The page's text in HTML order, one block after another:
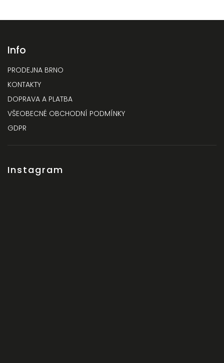
Info
PRODEJNA BRNO
KONTAKTY
DOPRAVA A PLATBA
VŠEOBECNÉ OBCHODNÍ PODMÍNKY
GDPR
Instagram